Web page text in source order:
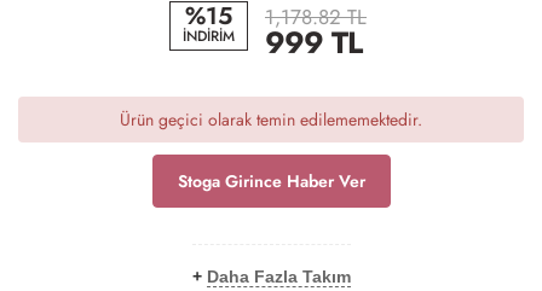
%15
İNDİRİM
1,178.82 TL
999TL
Ürün geçici olarak temin edilememektedir.
Stoga Girince Haber Ver
+ Daha Fazla Takım